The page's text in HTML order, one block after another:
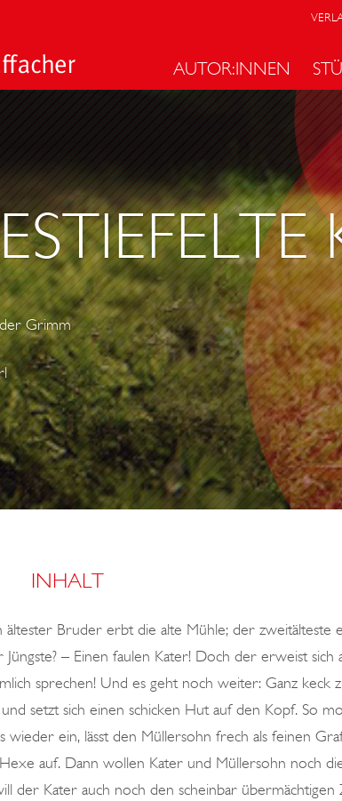
AUTOR:INNEN
Grimm
INHALT
Bruder erbt die alte Mühle; der zweitälteste
– Einen faulen Kater! Doch der erweist sich
sprechen! Und es geht noch weiter: Ganz keck
setzt sich einen schicken Hut auf den Kopf. So
wieder ein, lässt den Müllersohn frech als feinen
auf. Dann wollen Kater und Müllersohn noch
der Kater auch noch den scheinbar